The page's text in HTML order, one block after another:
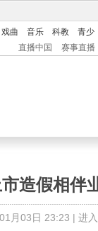
戏曲 音乐 科教 青少
直播中国 赛事直播
造假相伴
月03日 23:23 | 进